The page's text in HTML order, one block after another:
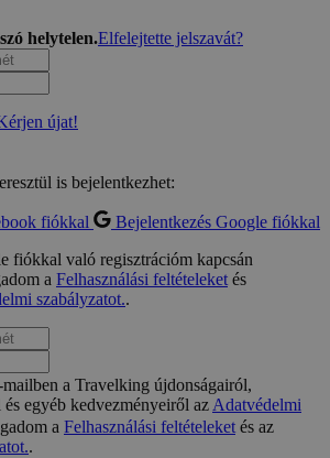
helytelen.Elfelejtette jelszavát?
újat!
is bejelentkezhet:
fiókkal
Bejelentkezés Google fiókkal
fiókkal való regisztrációm kapcsán
a Felhasználási feltételeketés
szabályzatot..
a Travelking újdonságairól,
egyéb kedvezményeiről azAdatvédelmi
a Felhasználási feltételeketés az
.